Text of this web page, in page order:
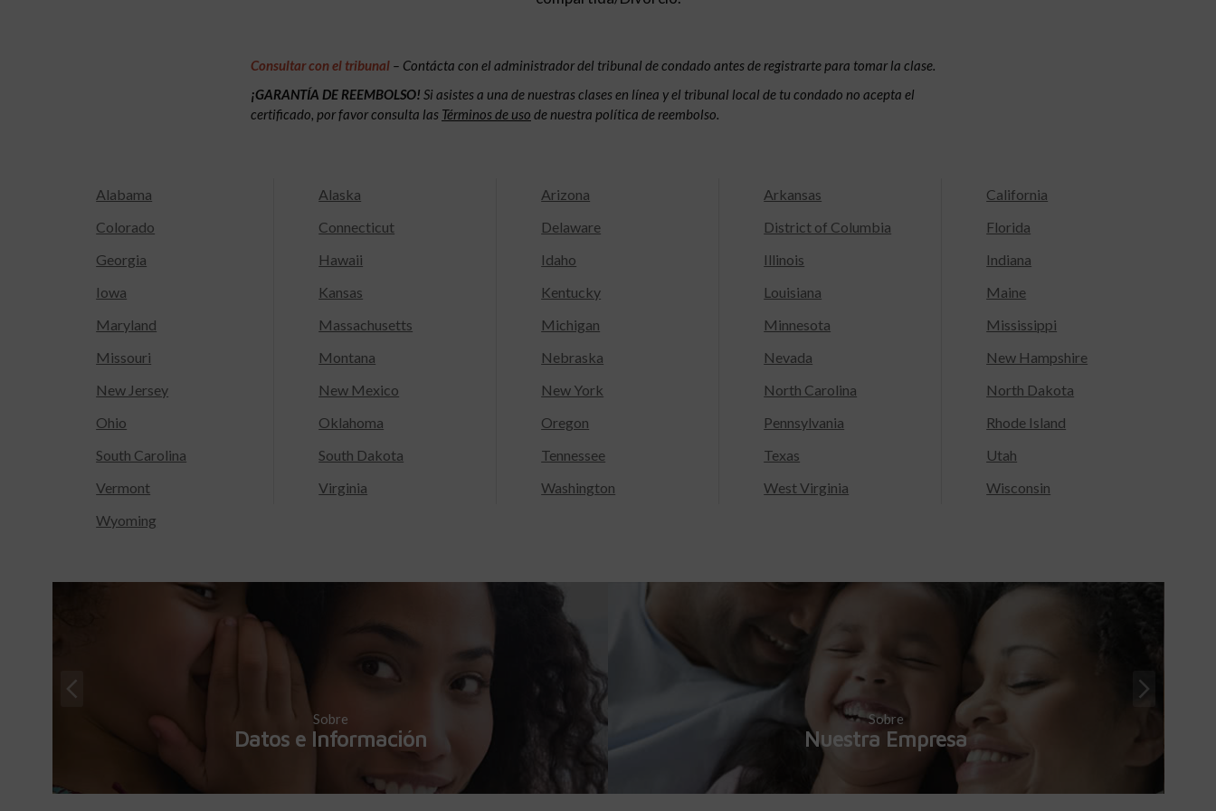
Consultar con el tribunal – Contácta con el administrador del tribunal de condado antes de registrarte para tomar la clase.
¡GARANTÍA DE REEMBOLSO! Si asistes a una de nuestras clases en línea y el tribunal local de tu condado no acepta el
certificado, por favor consulta las Términos de uso de nuestra política de reembolso.
Alabama Alaska Arizona Arkansas
California
Colorado
Connecticut Delaware District of Columbia
Florida
Georgia
Hawaii Idaho Illinois
Indiana
Iowa
Kansas Kentucky Louisiana
Maine
Maryland
Massachusetts Michigan Minnesota
Mississippi
Missouri
Montana Nebraska Nevada
New Hampshire
New Jersey
New Mexico New York North Carolina
North Dakota
Ohio
Oklahoma Oregon Pennsylvania
Rhode Island
South Carolina
South Dakota Tennessee Texas
Utah
Vermont
Virginia Washington West Virginia
Wisconsin
Wyoming
Sobre
Datos e Información
Sobre
Nuestra Empresa